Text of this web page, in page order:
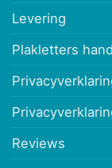
Levering
Plakletters
Reviews